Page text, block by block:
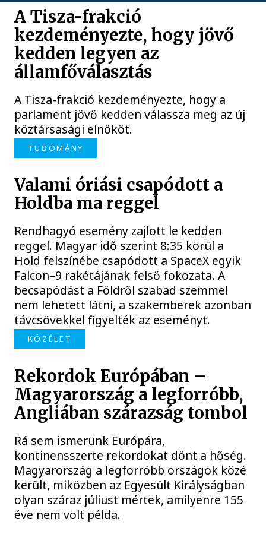
A Tisza-frakció
kezdeményezte, hogy jövő
kedden legyen az
államfőválasztás
A Tisza-frakció kezdeményezte, hogy a
parlament jövő kedden válassza meg az új
köztársasági elnököt.
TUDOMÁNY
Valami óriási csapódott a
Holdba ma reggel
Rendhagyó esemény zajlott le kedden
reggel. Magyar idő szerint 8:35 körül a
Hold felszínébe csapódott a SpaceX egyik
Falcon–9 rakétájának felső fokozata. A
becsapódást a Földről szabad szemmel
nem lehetett látni, a szakemberek azonban
távcsövekkel figyelték az eseményt.
KÖZÉLET
Rekordok Európában –
Magyarország a legforróbb,
Angliában szárazság tombol
Rá sem ismerünk Európára,
kontinensszerte rekordokat dönt a hőség.
Magyarország a legforróbb országok közé
került, miközben az Egyesült Királyságban
olyan száraz júliust mértek, amilyenre 155
éve nem volt példa.